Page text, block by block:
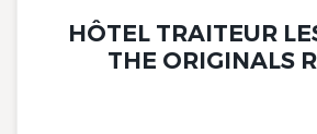
HÔTEL TRAITEUR
THE ORIGINALS